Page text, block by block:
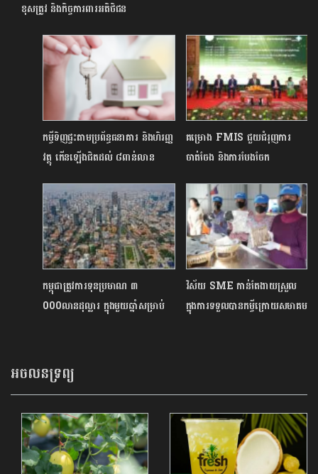
ខុសត្រូវ និងកិច្ចការពារអតិថិជន
កម្ចីទិញផ្ទះ​តាម​ប្រព័ន្ធធនាគារ​ និងហិរញ្ញ
វត្ថុ​ កើនឡើង​ជិតដល់ ៨​ពាន់​លាន
គម្រោង FMIS ជួយជំរុញការ
ចាត់ចែង និងការបែងចែក
តម្លាភាព គណនេយ្យភាព និង
ប្រសិទ្ធភាព
កម្ពុជាត្រូវការទុនប្រមាណ ៣
000លានដុល្លារ ក្នុងមួយឆ្នាំសម្រាប់
វិស័យ SME កាន់តែងាយស្រួល
ក្នុងការទទួលបានកម្ចីក្រោយសមាគម
អចលនទ្រព្យ